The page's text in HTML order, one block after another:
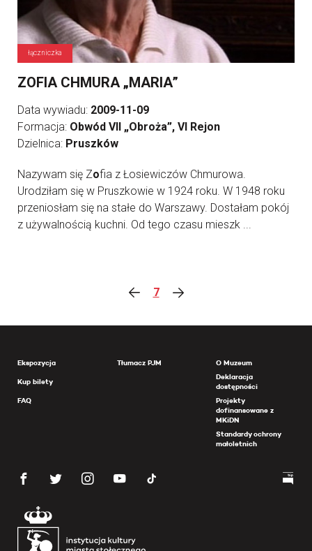
łączniczka
ZOFIA CHMURA „MARIA”
Data wywiadu: 2009-11-09
Formacja: Obwód VII „Obroża”, VI Rejon
Dzielnica: Pruszków
Nazywam się Zofia z Łosiewiczów Chmurowa.
Urodziłam się w Pruszkowie w 1924 roku. W 1948 roku
przeniosłam się na stałe do Warszawy. Dostałam pokój
z używalnością kuchni. Od tego czasu mieszk ...
7
Ekspozycja
Kup bilety
FAQ
Tłumacz PJM
O Muzeum
Deklaracja
dostępności
Projekty
dofinansowane z
MKiDN
Standardy ochrony
małoletnich